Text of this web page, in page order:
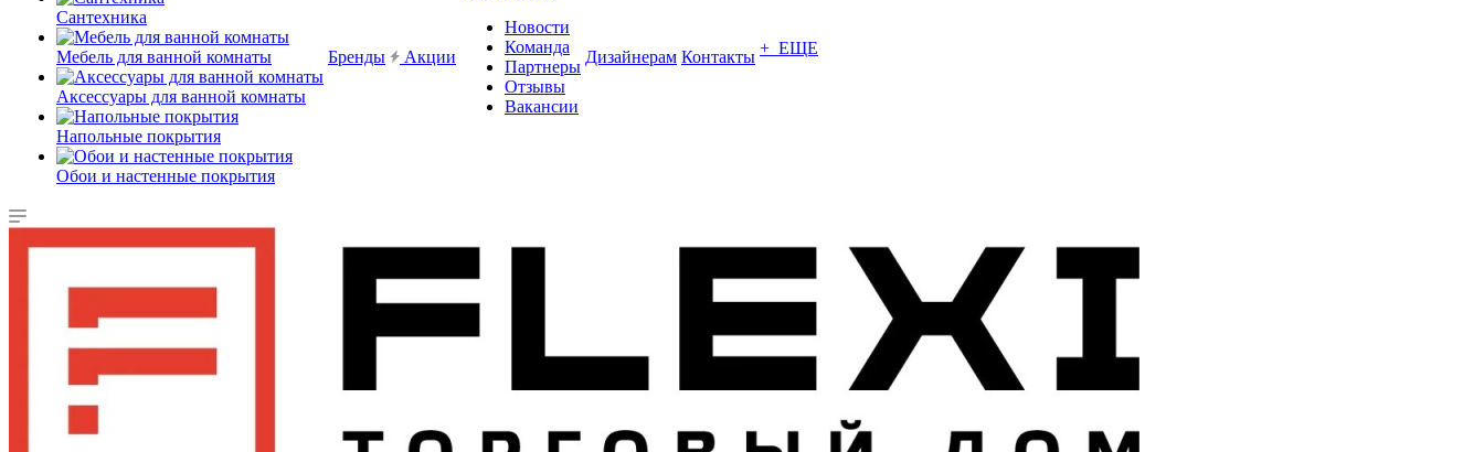
Сантехника
Мебель для ванной комнаты
Аксессуары для ванной комнаты
Напольные покрытия
Обои и настенные покрытия
Бренды Акции
Новости
Команда
Партнеры
Отзывы
Вакансии
Дизайнерам Контакты + ЕЩЕ